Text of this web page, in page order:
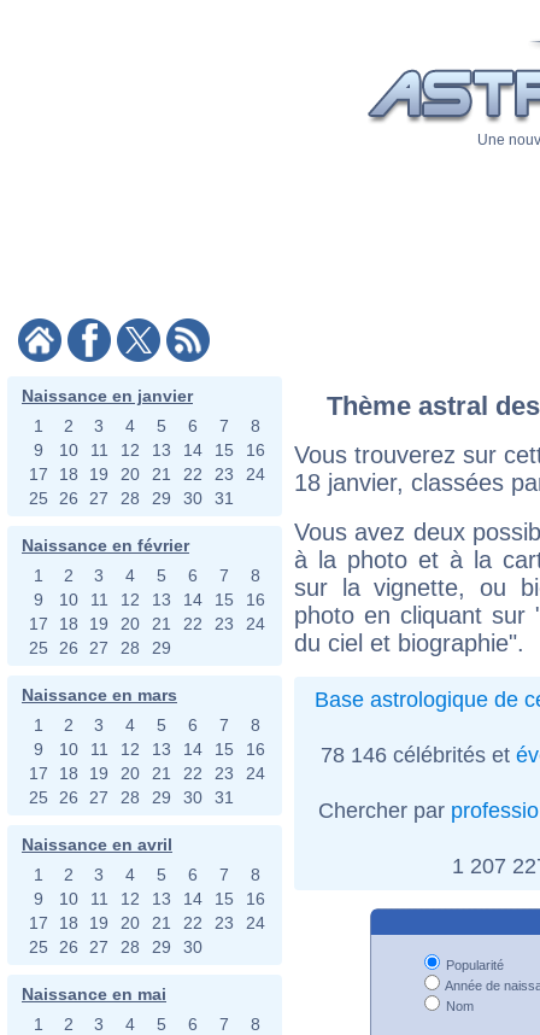
Une
Naissance en janvier
1
2 3 4 5 6 7
8
9
10 11 12 13 14 15
16
17
18 19 20 21 22 23
24
25
26 27 28 29 30 31
Naissance en février
1
2 3 4 5 6 7
8
9
10 11 12 13 14 15
16
17
18 19 20 21 22 23
24
25
26 27 28 29
Naissance en mars
1
2 3 4 5 6 7
8
9
10 11 12 13 14 15
16
17
18 19 20 21 22 23
24
25
26 27 28 29 30 31
Naissance en avril
1
2 3 4 5 6 7
8
9
10 11 12 13 14 15
16
17
18 19 20 21 22 23
24
25
26 27 28 29 30
Naissance en mai
1
2 3 4 5 6 7
8
Thème astral
Vous trouverez sur
18 janvier, classées
Vous avez deux
à la photo et à la
sur la vignette, ou
photo en cliquant sur
du ciel et biographie".
Base astrologique de
78 146 célébrités et
Chercher par
1 207
Popularité
Année de
Nom